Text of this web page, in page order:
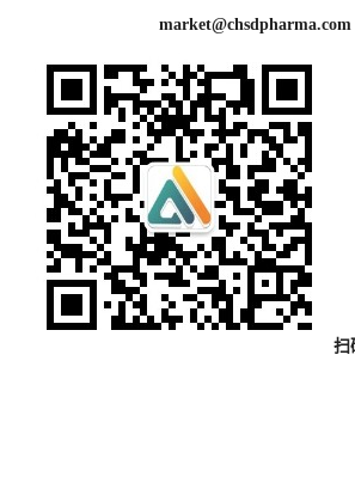
market@chsdpharma.com
扫